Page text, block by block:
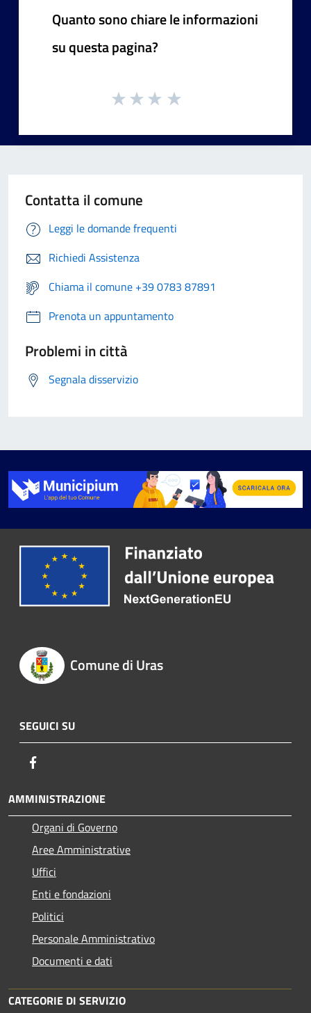
Quanto sono chiare le informazioni
su questa pagina?
Contatta il comune
Leggi le domande frequenti
Richiedi Assistenza
Chiama il comune +39 0783 87891
Prenota un appuntamento
Problemi in città
Segnala disservizio
Comune di Uras
SEGUICI SU
AMMINISTRAZIONE
Organi di Governo
Aree Amministrative
Uffici
Enti e fondazioni
Politici
Personale Amministrativo
Documenti e dati
CATEGORIE DI SERVIZIO